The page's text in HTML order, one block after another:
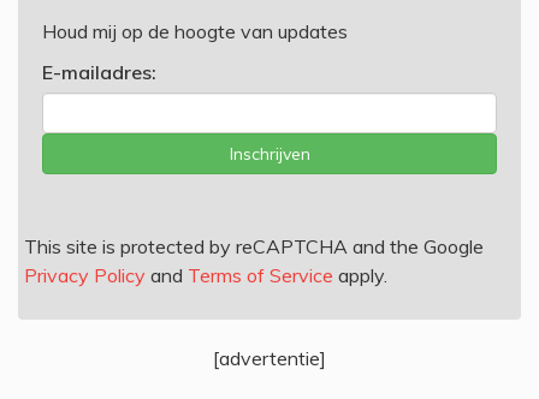
Houd mij op de hoogte van updates
E-mailadres:
Inschrijven
This site is protected by reCAPTCHA and the Google
Privacy Policy and Terms of Service apply.
[advertentie]